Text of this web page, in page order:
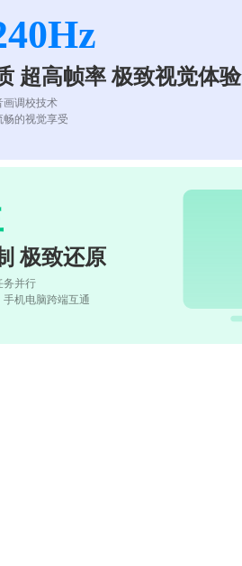
超高帧率 极致视觉体验
画调校技术
的视觉享受
极致还原
务并行
机电脑跨端互通